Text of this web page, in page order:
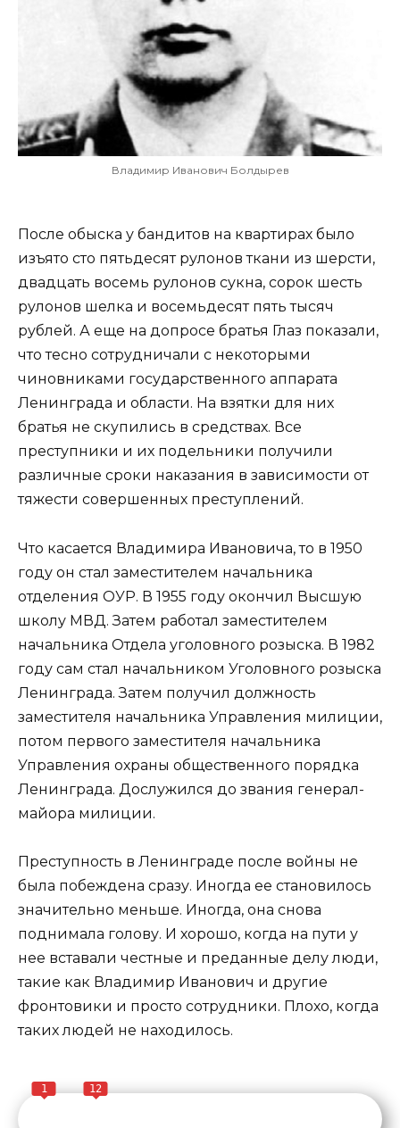
Владимир Иванович Болдырев
После обыска у бандитов на квартирах было
изъято сто пятьдесят рулонов ткани из шерсти,
двадцать восемь рулонов сукна, сорок шесть
рулонов шелка и восемьдесят пять тысяч
рублей. А еще на допросе братья Глаз показали,
что тесно сотрудничали с некоторыми
чиновниками государственного аппарата
Ленинграда и области. На взятки для них
братья не скупились в средствах. Все
преступники и их подельники получили
различные сроки наказания в зависимости от
тяжести совершенных преступлений.
Что касается Владимира Ивановича, то в 1950
году он стал заместителем начальника
отделения ОУР. В 1955 году окончил Высшую
школу МВД. Затем работал заместителем
начальника Отдела уголовного розыска. В 1982
году сам стал начальником Уголовного розыска
Ленинграда. Затем получил должность
заместителя начальника Управления милиции,
потом первого заместителя начальника
Управления охраны общественного порядка
Ленинграда. Дослужился до звания генерал-
майора милиции.
Преступность в Ленинграде после войны не
была побеждена сразу. Иногда ее становилось
значительно меньше. Иногда, она снова
поднимала голову. И хорошо, когда на пути у
нее вставали честные и преданные делу люди,
такие как Владимир Иванович и другие
фронтовики и просто сотрудники. Плохо, когда
таких людей не находилось.
1 12